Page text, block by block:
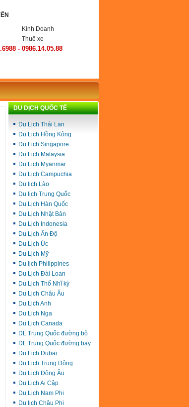
Kinh Doanh
Thuê xe
- 0986.14.05.88
DU DỊCH QUỐC TẾ
Du Lịch Thái Lan
Du Lịch Hồng Kông
Du Lịch Singapore
Du Lịch Malaysia
Du Lịch Myanmar
Du Lịch Campuchia
Du lịch Lào
Du lịch Trung Quốc
Du Lịch Hàn Quốc
Du Lịch Nhật Bản
Du Lịch Indonesia
Du Lịch Ấn Độ
Du Lịch Úc
Du Lịch Mỹ
Du lịch Philippines
Du Lịch Đài Loan
Du Lịch Thổ Nhĩ kỳ
Du Lịch Châu Âu
Du Lịch Anh
Du Lịch Nga
Du Lịch Canada
DL Trung Quốc đường bộ
DL Trung Quốc đường bay
Du Lịch Dubai
Du Lịch Trung Đông
Du Lịch Đông Âu
Du Lịch Ai Cập
Du Lịch Nam Phi
Du lịch Châu Phi